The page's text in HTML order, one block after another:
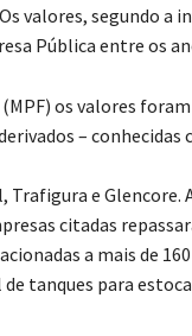
valores, segundo a
Pública entre os
os valores
– conhecidas
e Glencore.
citadas
a mais de
tanques para